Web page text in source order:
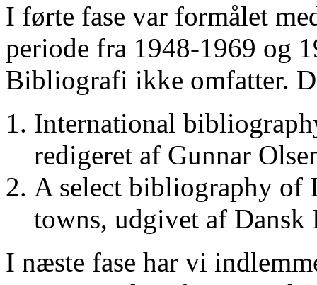
I førte fase var formålet
periode fra 1948-1969 og
Bibliografi ikke omfatter.
International
redigeret af Gunnar
A select bibliography of
towns, udgivet af
I næste fase har vi